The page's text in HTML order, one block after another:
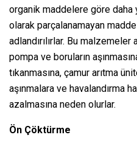
organik maddelere göre
olarak parçalanamayan
adlandırılırlar. Bu malzemeler
pompa ve boruların
tıkanmasına, çamur arıtma
aşınmalara ve havalandırma
azalmasına neden olurlar.
Ön Çöktürme